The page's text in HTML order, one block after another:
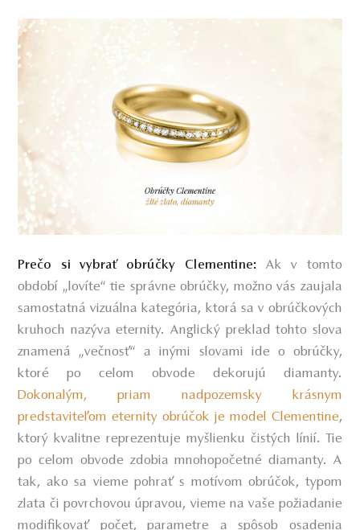
Prečo si vybrať obrúčky Clementine:
Ak v tomto
období „lovíte“ tie správne obrúčky, možno vás zaujala
samostatná vizuálna kategória, ktorá sa v obrúčkových
kruhoch nazýva eternity. Anglický preklad tohto slova
znamená „večnosť“ a inými slovami ide o obrúčky,
ktoré po celom obvode dekorujú diamanty.
Dokonalým, priam nadpozemsky krásnym
predstaviteľom eternity obrúčok je model Clementine,
ktorý kvalitne reprezentuje myšlienku čistých línií. Tie
po celom obvode zdobia mnohopočetné diamanty. A
tak, ako sa vieme pohrať s motívom obrúčok, typom
zlata či povrchovou úpravou, vieme na vaše požiadanie
modifikovať počet, parametre a spôsob osadenia